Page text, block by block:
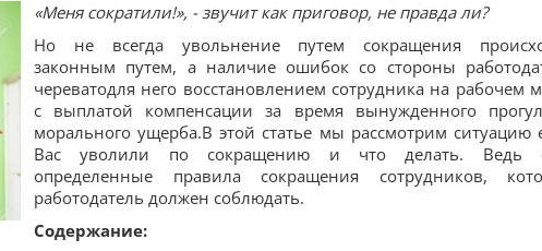
«Меня сократили!», - звучит как приговор, не правда ли?
Но не всегда увольнение путем сокращения
законным путем, а наличие ошибок со стороны
череватодля него восстановлением сотрудника на рабочем
с выплатой компенсации за время вынужденного
морального ущерба.В этой статье мы рассмотрим ситуацию
Вас уволили по сокращению и что делать. Ведь
определенные правила сокращения сотрудников,
работодатель должен соблюдать.
Содержание: